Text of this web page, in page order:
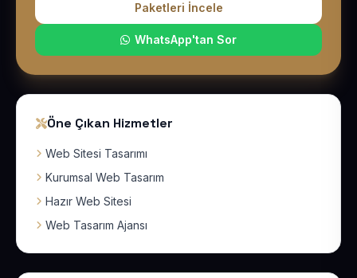
Paketleri İncele
WhatsApp'tan Sor
Öne Çıkan Hizmetler
Web Sitesi Tasarımı
Kurumsal Web Tasarım
Hazır Web Sitesi
Web Tasarım Ajansı